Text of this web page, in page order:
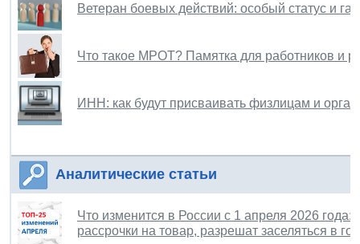
Ветеран боевых действий: особый статус и
Что такое МРОТ? Памятка для работников и
ИНН: как будут присваивать физлицам и
Аналитические статьи
Что изменится в России с 1 апреля 2026
рассрочки на товар, разрешат заселяться в